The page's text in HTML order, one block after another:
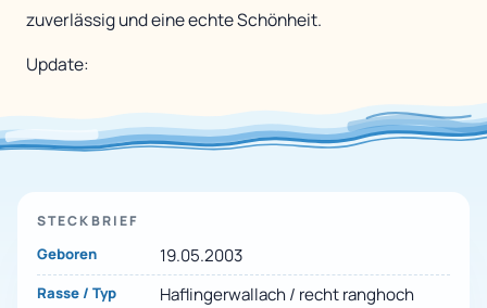
zuverlässig und eine echte Schönheit.
Update:
STECKBRIEF
Geboren 19.05.2003
Rasse / Typ Haflingerwallach / recht ranghoch